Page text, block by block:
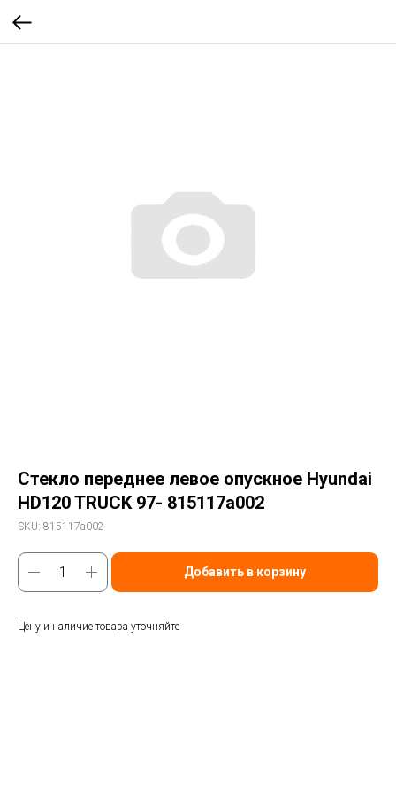
Стекло переднее левое опускное Hyundai
HD120 TRUCK 97- 815117a002
SKU: 815117a002
Добавить в корзину
Цену и наличие товара уточняйте